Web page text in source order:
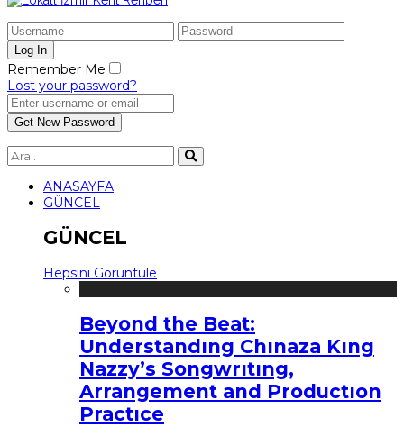
Remember Me
Lost your password?
ANASAYFA
GÜNCEL
GÜNCEL
Hepsini Görüntüle
Beyond the Beat:
Understandıng Chınaza Kıng
Nazzy’s Songwrıtıng,
Arrangement and Productıon
Practıce